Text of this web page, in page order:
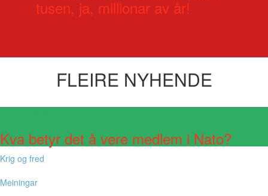
tusen, ja, millionar av år!
FLEIRE NYHENDE
Kva betyr det å vere medlem i Nato?
Krig og fred
Meiningar